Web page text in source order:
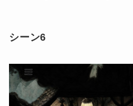
シーン6